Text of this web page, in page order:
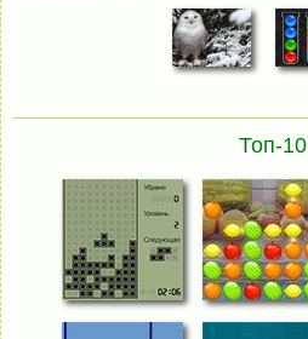
Топ-10